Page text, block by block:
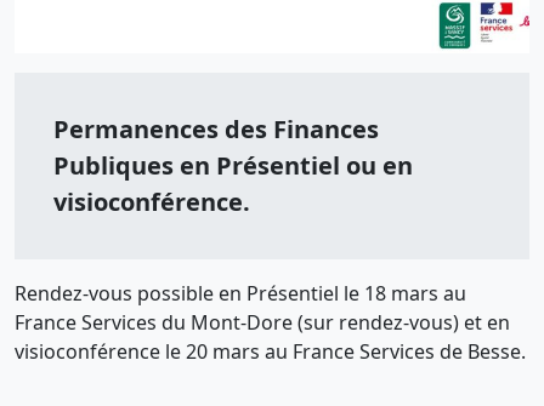
Permanences des Finances
Publiques en Présentiel ou en
visioconférence.
Rendez-vous possible en Présentiel le 18 mars au
France Services du Mont-Dore (sur rendez-vous) et en
visioconférence le 20 mars au France Services de Besse.